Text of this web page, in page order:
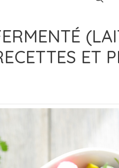
ET